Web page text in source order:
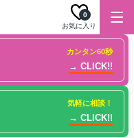
お気に入り
0
カンタン60秒
→ CLICK!!
気軽に相談！
→ CLICK!!